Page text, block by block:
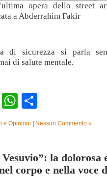
opera dello street
a Abderrahim Fakir
di sicurezza si parla
di salute mentale.
EmailWhatsApp
e Opinioni Nessun Commento »
la dolorosa
corpo e nella voce